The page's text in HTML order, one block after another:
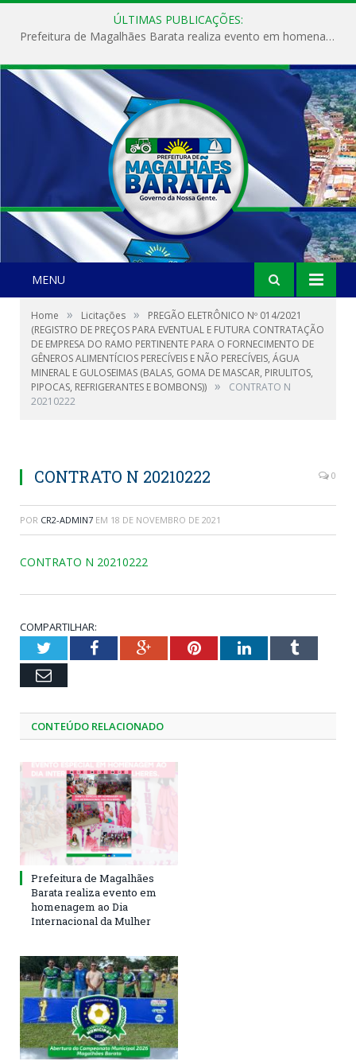
ÚLTIMAS PUBLICAÇÕES:
Prefeitura de Magalhães Barata realiza evento em homenagem ao Dia Internacional da Mulher
MENU
Home » Licitações »
PREGÃO ELETRÔNICO Nº 014/2021
(REGISTRO DE PREÇOS PARA EVENTUAL E FUTURA CONTRATAÇÃO
DE EMPRESA DO RAMO PERTINENTE PARA O FORNECIMENTO DE
GÊNEROS ALIMENTÍCIOS PERECÍVEIS E NÃO PERECÍVEIS, ÁGUA
MINERAL E GULOSEIMAS (BALAS, GOMA DE MASCAR, PIRULITOS,
PIPOCAS, REFRIGERANTES E BOMBONS)) »
CONTRATO N
20210222
CONTRATO N 20210222 0
POR CR2-ADMIN7 EM 18 DE NOVEMBRO DE 2021
CONTRATO N 20210222
COMPARTILHAR:
TwitterFacebookGoogle+PinterestLinkedInTumblr
Email
CONTEÚDO RELACIONADO
Prefeitura de Magalhães
Barata realiza evento em
homenagem ao Dia
Internacional da Mulher